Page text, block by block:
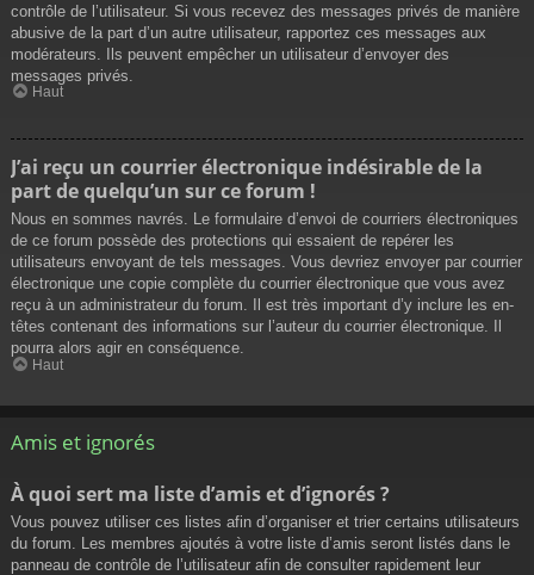
contrôle de l’utilisateur. Si vous recevez des messages privés de manière
abusive de la part d’un autre utilisateur, rapportez ces messages aux
modérateurs. Ils peuvent empêcher un utilisateur d’envoyer des
messages privés.
Haut
J’ai reçu un courrier électronique indésirable de la
part de quelqu’un sur ce forum !
Nous en sommes navrés. Le formulaire d’envoi de courriers électroniques
de ce forum possède des protections qui essaient de repérer les
utilisateurs envoyant de tels messages. Vous devriez envoyer par courrier
électronique une copie complète du courrier électronique que vous avez
reçu à un administrateur du forum. Il est très important d’y inclure les en-
têtes contenant des informations sur l’auteur du courrier électronique. Il
pourra alors agir en conséquence.
Haut
Amis et ignorés
À quoi sert ma liste d’amis et d’ignorés ?
Vous pouvez utiliser ces listes afin d’organiser et trier certains utilisateurs
du forum. Les membres ajoutés à votre liste d’amis seront listés dans le
panneau de contrôle de l’utilisateur afin de consulter rapidement leur